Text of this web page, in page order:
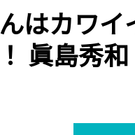
んはカワ
眞島秀